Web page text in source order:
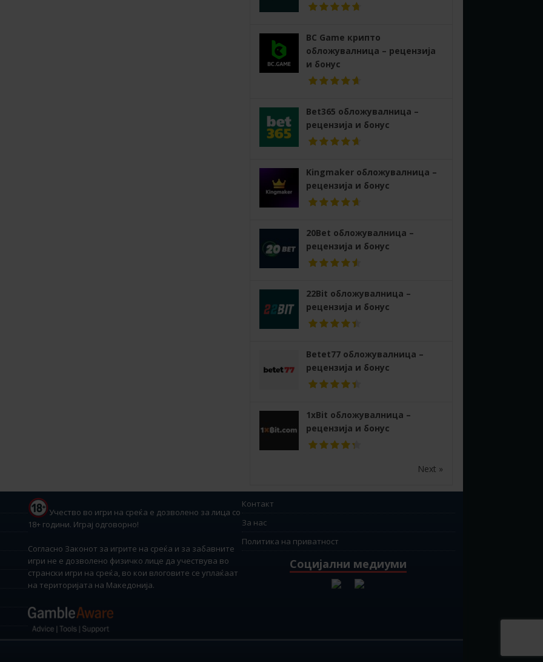
BC Game крипто
обложувалница – рецензија
и бонус
Bet365 обложувалница –
рецензија и бонус
Kingmaker обложувалница –
рецензија и бонус
20Bet обложувалница –
рецензија и бонус
22Bit обложувалница –
рецензија и бонус
Betet77 обложувалница –
рецензија и бонус
1xBit обложувалница –
рецензија и бонус
Next »
Учество во игри на среќа е дозволено за лица со
18+ години. Играј одговорно!
Согласно Законот за игрите на среќа и за забавните
игри не е дозволено физичко лице да учествува во
странски игри на среќа, во кои влоговите се уплаќаат
на територијата на Македонија.
Контакт
За нас
Политика на приватност
Социјални медиуми